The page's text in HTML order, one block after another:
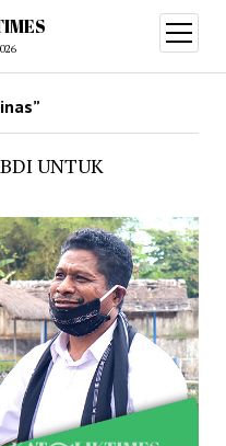
open
menu
UNTUK